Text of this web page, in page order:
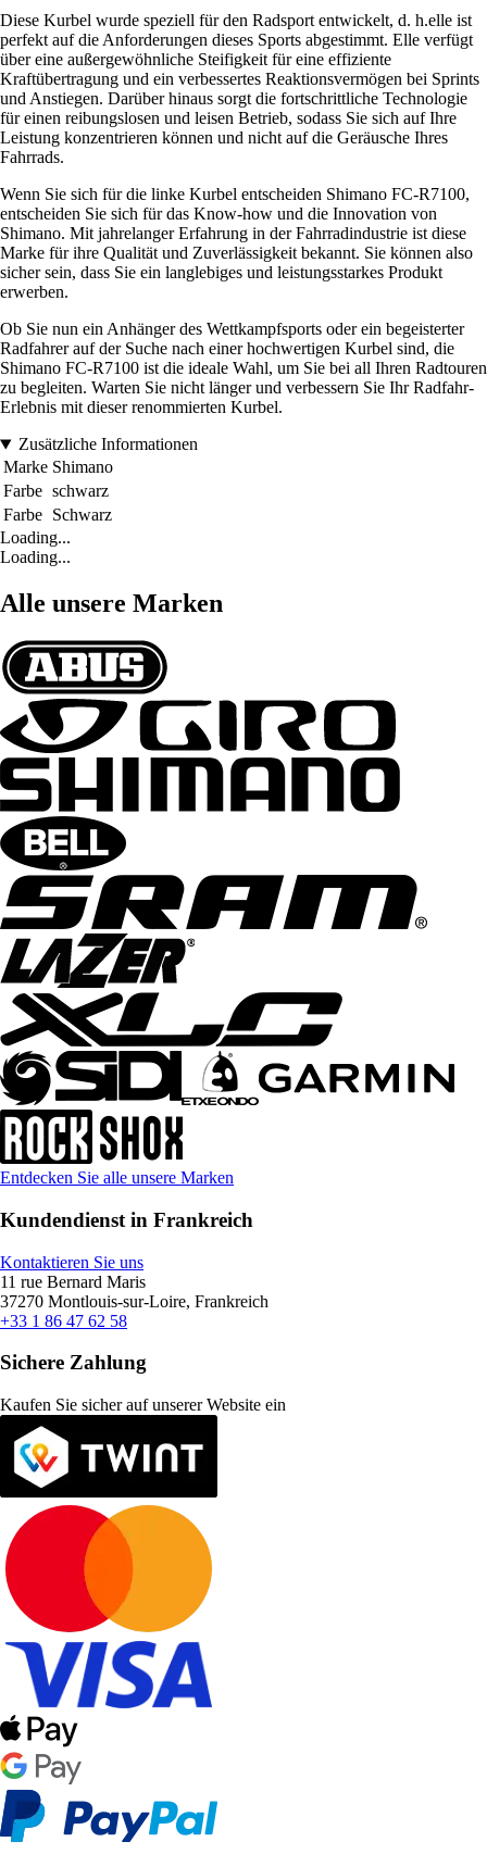
Diese Kurbel wurde speziell für den Radsport entwickelt, d. h.elle ist
perfekt auf die Anforderungen dieses Sports abgestimmt. Elle verfügt
über eine außergewöhnliche Steifigkeit für eine effiziente
Kraftübertragung und ein verbessertes Reaktionsvermögen bei Sprints
und Anstiegen. Darüber hinaus sorgt die fortschrittliche Technologie
für einen reibungslosen und leisen Betrieb, sodass Sie sich auf Ihre
Leistung konzentrieren können und nicht auf die Geräusche Ihres
Fahrrads.
Wenn Sie sich für die linke Kurbel entscheiden Shimano FC-R7100,
entscheiden Sie sich für das Know-how und die Innovation von
Shimano. Mit jahrelanger Erfahrung in der Fahrradindustrie ist diese
Marke für ihre Qualität und Zuverlässigkeit bekannt. Sie können also
sicher sein, dass Sie ein langlebiges und leistungsstarkes Produkt
erwerben.
Ob Sie nun ein Anhänger des Wettkampfsports oder ein begeisterter
Radfahrer auf der Suche nach einer hochwertigen Kurbel sind, die
Shimano FC-R7100 ist die ideale Wahl, um Sie bei all Ihren Radtouren
zu begleiten. Warten Sie nicht länger und verbessern Sie Ihr Radfahr-
Erlebnis mit dieser renommierten Kurbel.
Zusätzliche Informationen
Marke Shimano
Farbe schwarz
Farbe Schwarz
Loading...
Loading...
Alle unsere Marken
Entdecken Sie alle unsere Marken
Kundendienst in Frankreich
Kontaktieren Sie uns
11 rue Bernard Maris
37270 Montlouis-sur-Loire, Frankreich
+33 1 86 47 62 58
Sichere Zahlung
Kaufen Sie sicher auf unserer Website ein